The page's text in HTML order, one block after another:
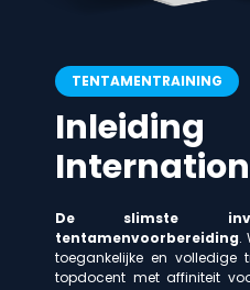
TENTAMENTRAINING
Inleiding
De slimste
tentamenvoorbereiding.
toegankelijke en volledige
topdocent met affiniteit